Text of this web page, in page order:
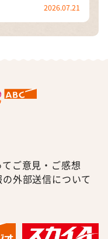
2026.07.21
ご意見・ご感想
外部送信について